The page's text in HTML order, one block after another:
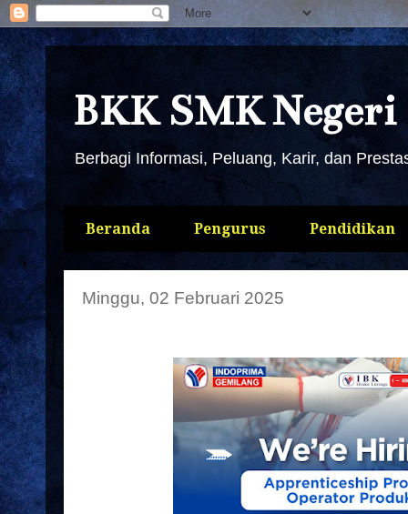
BKK SMK Negeri
Berbagi Informasi, Peluang, Karir, dan
Beranda Pengurus Pendidikan
Minggu, 02 Februari 2025